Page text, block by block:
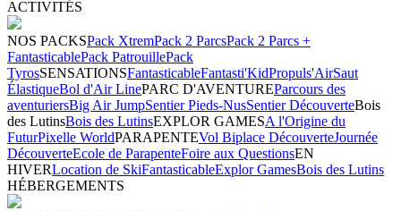
ACTIVITÉS
NOS PACKSPack XtremPack 2 ParcsPack 2 Parcs +
FantasticablePack PatrouillePack
TyrosSENSATIONSFantasticableFantasti'KidPropuls'AirSaut
ÉlastiqueBol d'Air LinePARC D'AVENTUREParcours des
aventuriersBig Air JumpSentier Pieds-NusSentier DécouverteBois
des LutinsBois des LutinsEXPLOR GAMESA l'Origine du
FuturPixelle WorldPARAPENTEVol Biplace DécouverteJournée
DécouverteEcole de ParapenteFoire aux QuestionsEN
HIVERLocation de SkiFantasticableExplor GamesBois des Lutins
HÉBERGEMENTS